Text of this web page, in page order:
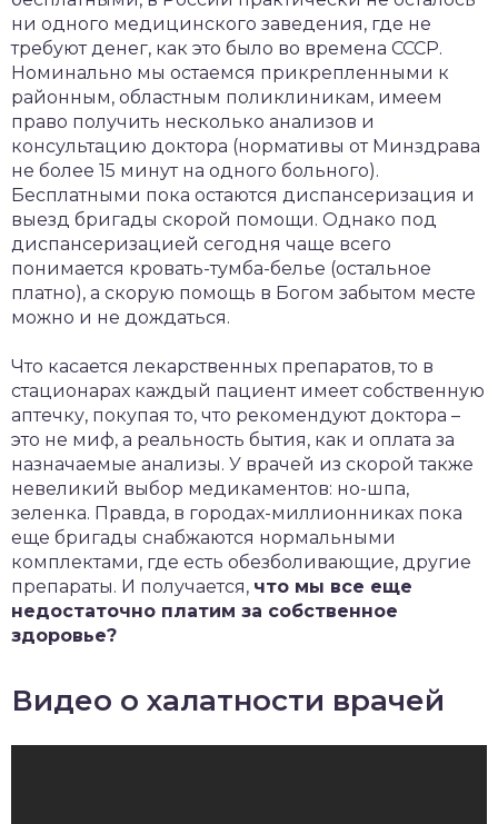
ни одного медицинского заведения, где не
требуют денег, как это было во времена СССР.
Номинально мы остаемся прикрепленными к
районным, областным поликлиникам, имеем
право получить несколько анализов и
консультацию доктора (нормативы от Минздрава
не более 15 минут на одного больного).
Бесплатными пока остаются диспансеризация и
выезд бригады скорой помощи. Однако под
диспансеризацией сегодня чаще всего
понимается кровать-тумба-белье (остальное
платно), а скорую помощь в Богом забытом месте
можно и не дождаться.
Что касается лекарственных препаратов, то в
стационарах каждый пациент имеет собственную
аптечку, покупая то, что рекомендуют доктора –
это не миф, а реальность бытия, как и оплата за
назначаемые анализы. У врачей из скорой также
невеликий выбор медикаментов: но-шпа,
зеленка. Правда, в городах-миллионниках пока
еще бригады снабжаются нормальными
комплектами, где есть обезболивающие, другие
препараты. И получается, что мы все еще
недостаточно платим за собственное
здоровье?
Видео о халатности врачей